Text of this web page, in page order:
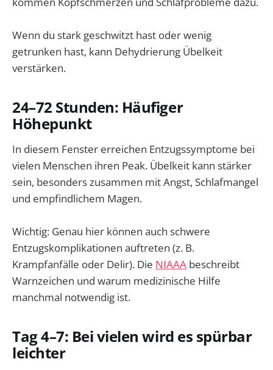
Wenn du stark geschwitzt hast oder wenig
getrunken hast, kann Dehydrierung Übelkeit
verstärken.
24–72 Stunden: Häufiger
Höhepunkt
In diesem Fenster erreichen Entzugssymptome bei
vielen Menschen ihren Peak. Übelkeit kann stärker
sein, besonders zusammen mit Angst, Schlafmangel
und empfindlichem Magen.
Wichtig: Genau hier können auch schwere
Entzugskomplikationen auftreten (z. B.
Krampfanfälle oder Delir). Die NIAAA beschreibt
Warnzeichen und warum medizinische Hilfe
manchmal notwendig ist.
Tag 4–7: Bei vielen wird es spürbar
leichter